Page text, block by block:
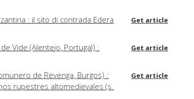
: il sito di contrada Edera
Get article
Vide (Alentejo, Portugal) :
Get article
de Revenga, Burgos) :
rupestres altomedievales (s.
Get article